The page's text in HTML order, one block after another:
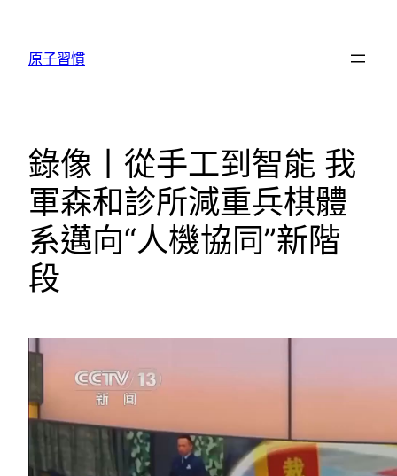
原子習慣
錄像丨從手工到智能 我
軍森和診所減重兵棋體
系邁向“人機協同”新階
段